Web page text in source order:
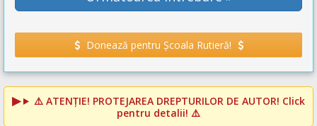
Donează pentru Școala Rutieră!
⚠️ ATENȚIE! PROTEJAREA DREPTURILOR DE AUTOR! Click
pentru detalii! ⚠️